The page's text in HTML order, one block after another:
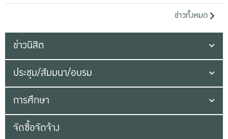
ข่าวทั้งหมด
ข่าวนิสิต
ประชุม/สัมมนา/อบรม
การศึกษา
จัดซื้อจัดจ้าง